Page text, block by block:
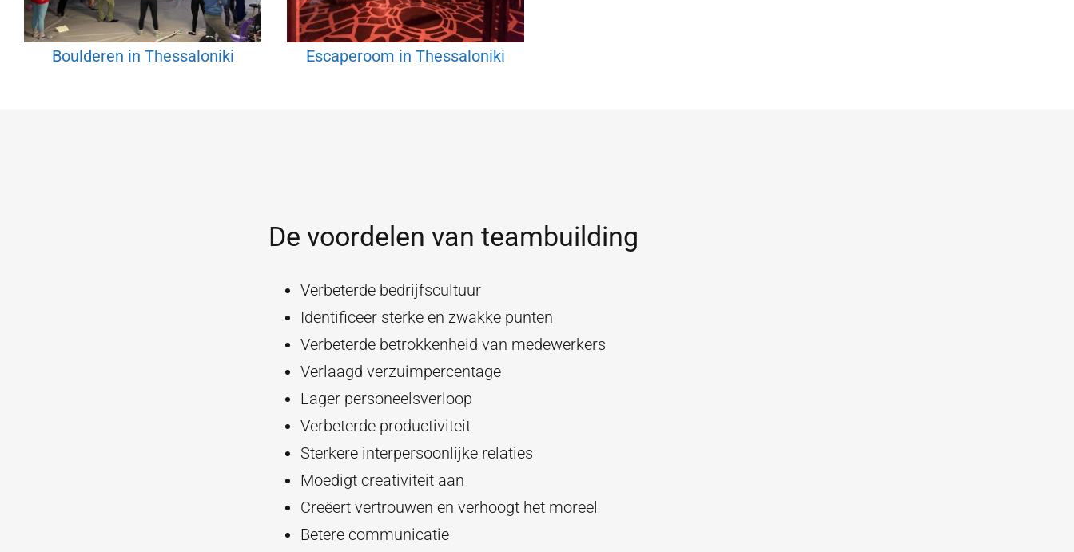
Boulderen in Thessaloniki Escaperoom in Thessaloniki
De voordelen van teambuilding
Verbeterde bedrijfscultuur
Identificeer sterke en zwakke punten
Verbeterde betrokkenheid van medewerkers
Verlaagd verzuimpercentage
Lager personeelsverloop
Verbeterde productiviteit
Sterkere interpersoonlijke relaties
Moedigt creativiteit aan
Creëert vertrouwen en verhoogt het moreel
Betere communicatie